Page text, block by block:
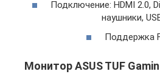
Подключение: HDMI 2.0,
наушники,
Поддержка
Монитор ASUS TUF